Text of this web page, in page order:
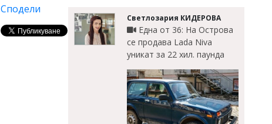
Сподели
Светлозария КИДЕРОВА
Една от 36: На Острова
се продава Lada Niva
уникат за 22 хил. паунда